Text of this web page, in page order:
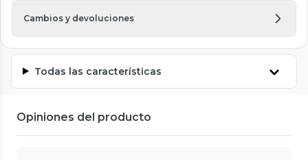
Cambios y devoluciones
Todas las características
Opiniones del producto